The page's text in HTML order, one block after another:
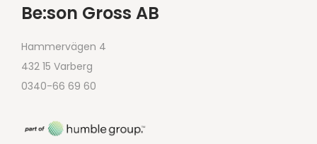
Be:son Gross AB
Hammervägen 4
432 15 Varberg
0340-66 69 60